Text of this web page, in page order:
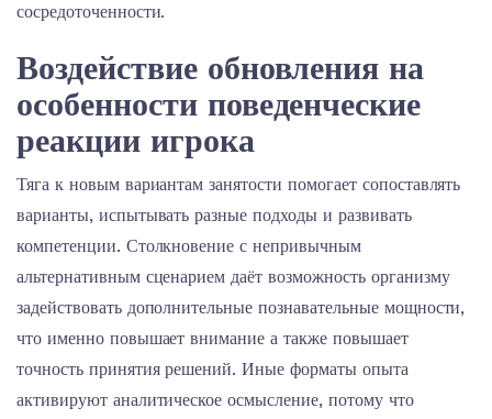
сосредоточенности.
Воздействие обновления на
особенности поведенческие
реакции игрока
Тяга к новым вариантам занятости помогает сопоставлять
варианты, испытывать разные подходы и развивать
компетенции. Столкновение с непривычным
альтернативным сценарием даёт возможность организму
задействовать дополнительные познавательные мощности,
что именно повышает внимание а также повышает
точность принятия решений. Иные форматы опыта
активируют аналитическое осмысление, потому что